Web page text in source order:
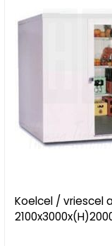
Koelcel / vriescel